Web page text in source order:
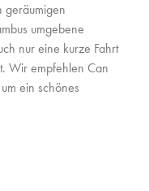
geräumigen
umgebene
nur eine kurze Fahrt
Wir empfehlen Can
ein schönes